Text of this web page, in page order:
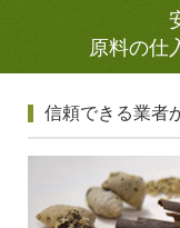
原料の仕
信頼できる業者